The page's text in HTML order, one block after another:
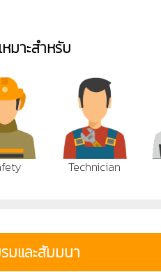
มาะสำหรับ
Technician
มและสัมมนา